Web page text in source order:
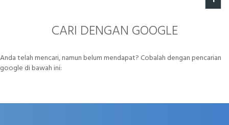
CARI DENGAN GOOGLE
Anda telah mencari, namun belum mendapat? Cobalah dengan pencarian
google di bawah ini: